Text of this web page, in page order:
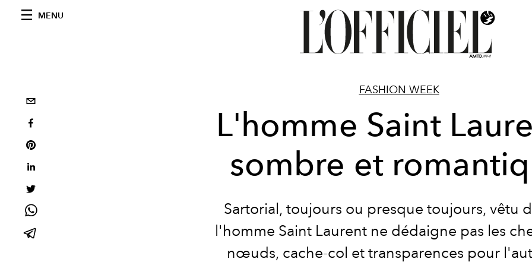
MENU
FASHION WEEK
L'homme Saint
sombre et
Sartorial, toujours ou presque toujours, vêtu
l'homme Saint Laurent ne dédaigne pas les
nœuds, cache-col et transparences pour